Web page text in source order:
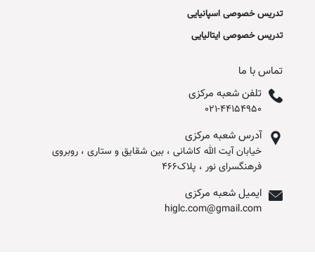
تدریس خصوصی اسپانیایی
تدریس خصوصی ایتالیایی
تماس با ما
تلفن شعبه مرکزی
021-44154950
آدرس شعبه مرکزی
خیابان آیت الله کاشانی ، بین شقایق و ستاری ، روبروی
فرهنگسرای نور ، پلاک466
ایمیل شعبه مرکزی
higlc.com@gmail.com